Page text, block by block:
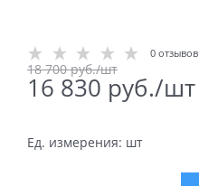
0 отзывов
18 700 руб./шт
16 830 руб./шт
Ед. измерения: шт